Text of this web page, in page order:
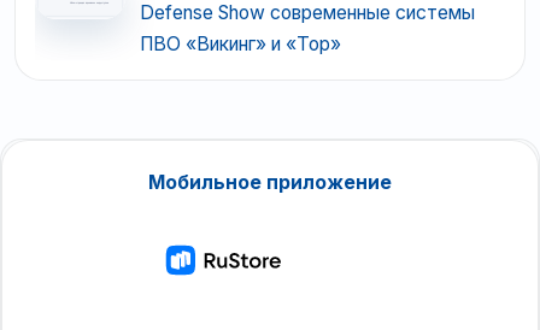
Defense Show современные системы
ПВО «Викинг» и «Тор»
Мобильное приложение